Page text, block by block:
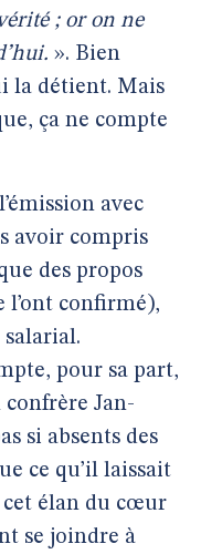
; or on ne
». Bien
la détient. Mais
ça ne compte
avec
avoir compris
des propos
l’ont confirmé),
pour sa part,
confrère Jan-
si absents des
ce qu’il laissait
cet élan du cœur
se joindre à